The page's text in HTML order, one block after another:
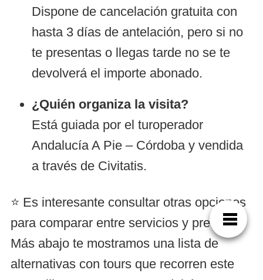
Dispone de cancelación gratuita con
hasta 3 días de antelación, pero si no
te presentas o llegas tarde no se te
devolverá el importe abonado.
¿Quién organiza la visita?
Está guiada por el turoperador
Andalucía A Pie – Córdoba y vendida
a través de Civitatis.
⭐ Es interesante consultar otras opciones
para comparar entre servicios y precios.
Más abajo te mostramos una lista de
alternativas con tours que recorren este